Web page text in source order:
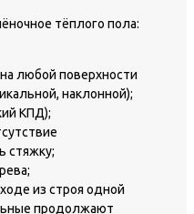
тёплого пола:
любой поверхности
наклонной);
КПД);
стяжку;
из строя одной
продолжают